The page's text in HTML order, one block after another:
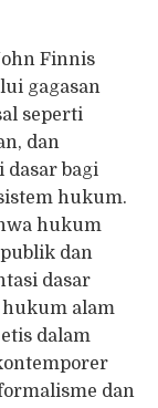
Finnis
gagasan
seperti
dan
dasar bagi
hukum.
hukum
dan
dasar
hukum alam
dalam
dan